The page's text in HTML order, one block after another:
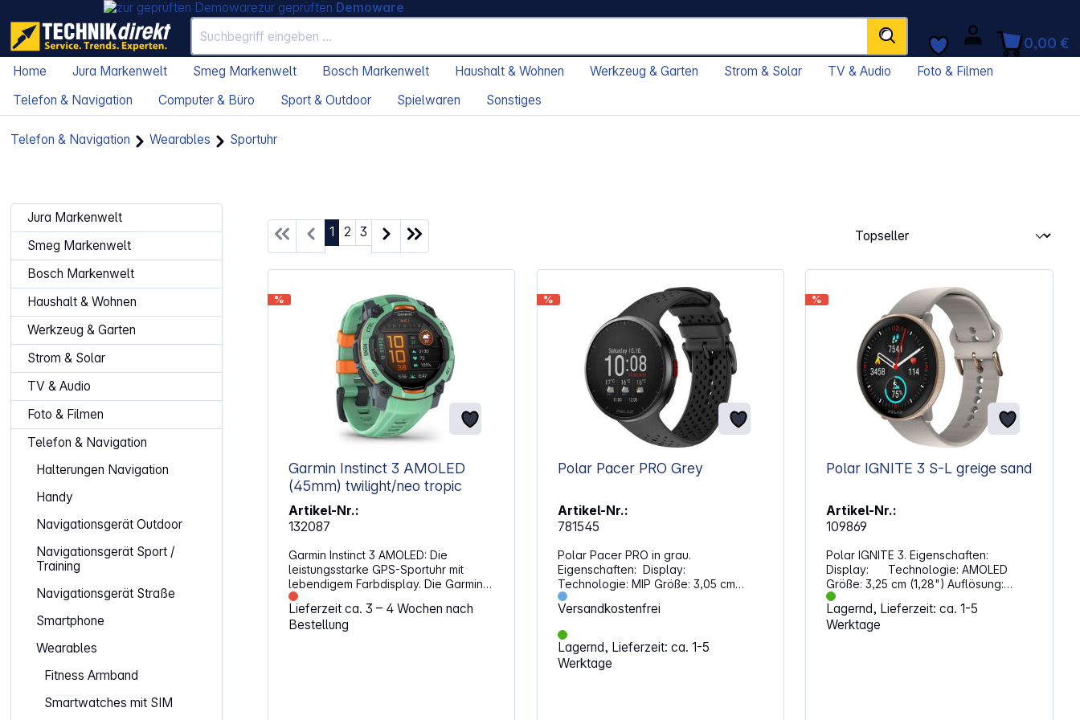
zur geprüften Demoware
0,00 €
Home Jura Markenwelt Smeg Markenwelt Bosch Markenwelt Haushalt & Wohnen Werkzeug & Garten Strom & Solar TV & Audio
Foto & Filmen
Telefon & Navigation
Computer & Büro Sport & Outdoor Spielwaren Sonstiges
Telefon & Navigation Wearables Sportuhr
Jura Markenwelt
Smeg Markenwelt
Bosch Markenwelt
Haushalt & Wohnen
Werkzeug & Garten
Strom & Solar
TV & Audio
Foto & Filmen
Telefon & Navigation
Halterungen Navigation
Handy
Navigationsgerät Outdoor
Navigationsgerät Sport /
Training
Navigationsgerät Straße
Smartphone
Wearables
Fitness Armband
Smartwatches mit SIM
Seite
1 Seite
2 Seite
3
%
Garmin Instinct 3 AMOLED
(45mm) twilight/neo tropic
Artikel-Nr.:
132087
Garmin Instinct 3 AMOLED: Die
leistungsstarke GPS-Sportuhr mit
lebendigem Farbdisplay. Die Garmin
Instinct 3 AMOLED ist die Uhr für
Abenteuerlustige, die keine
Kompromisse bei Leistung und Stil
Lieferzeit ca. 3 – 4 Wochen nach
Bestellung
%
Polar Pacer PRO Grey
Artikel-Nr.:
781545
Polar Pacer PRO in grau.
Eigenschaften: Display:
Technologie: MIP Größe: 3,05 cm
(1,2") Auflösung: 240 x 240 Pixel
Bedienung / Sensoren: Tasten an der
Seite Beschleunigungssensor,
Barometer, Magnetometer-Kompass
Herzfrequenz-Sensor Funktionen:
Distanzmessung, Herzfrequenzmessu
Versandkostenfrei
Lagernd, Lieferzeit: ca. 1-5
Werktage
%
Polar IGNITE 3 S-L greige sand
Artikel-Nr.:
109869
Polar IGNITE 3. Eigenschaften:
Display: Technologie: AMOLED
Größe: 3,25 cm (1,28") Auflösung:
416 x 416 Pixel Bedienung / Sensoren:
Touchscreen Tasten an der Seite
Umgebungslichtsensor
Lagernd, Lieferzeit: ca. 1-5
Werktage